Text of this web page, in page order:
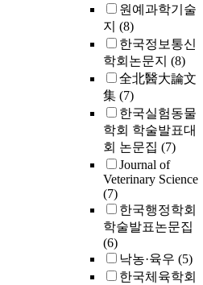
원예과학기술
지 (8)
한국정보통신
학회논문지 (8)
全北醫大論文
集 (7)
한국실험동물
학회 학술발표대
회 논문집 (7)
Journal of
Veterinary Science
(7)
한국행정학회
학술발표논문집
(6)
낙농·육우 (5)
한국체육학회